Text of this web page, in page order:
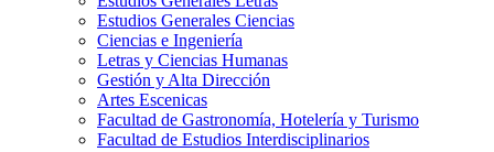
Estudios Generales Ciencias
Ciencias e Ingeniería
Letras y Ciencias Humanas
Gestión y Alta Dirección
Artes Escenicas
Facultad de Gastronomía, Hotelería y Turismo
Facultad de Estudios Interdisciplinarios